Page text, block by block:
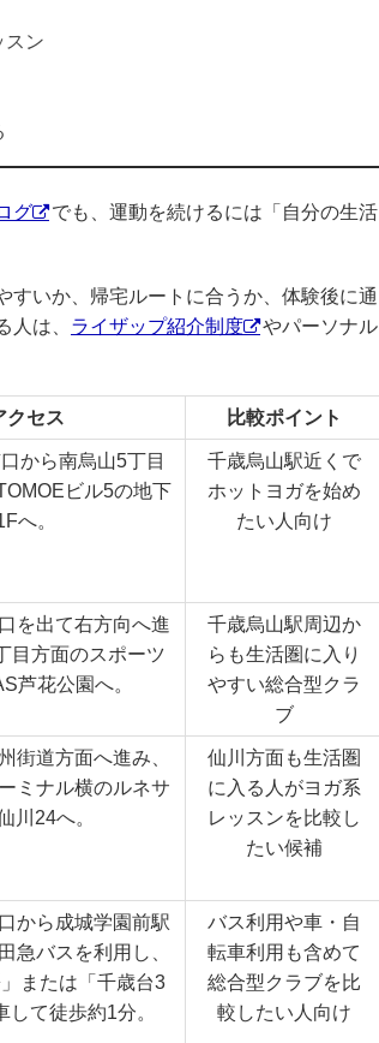
スン
グ
でも、運動を続けるには「自分の生活
すいか、帰宅ルートに合うか、体験後に通
は、 ライザップ紹介制度
やパーソナル
クセス 比較ポイント
から南烏山5丁目
ビル5の地下
へ。
千歳烏山駅近くで
ホットヨガを始め
たい人向け
を出て右方向へ進
目方面のスポーツ
芦花公園へ。
千歳烏山駅周辺か
らも生活圏に入り
やすい総合型クラ
ブ
街道方面へ進み、
ミナル横のルネサ
川24へ。
仙川方面も生活圏
に入る人がヨガ系
レッスンを比較し
たい候補
から成城学園前駅
急バスを利用し、
」または「千歳台3
して徒歩約1分。
バス利用や車・自
転車利用も含めて
総合型クラブを比
較したい人向け